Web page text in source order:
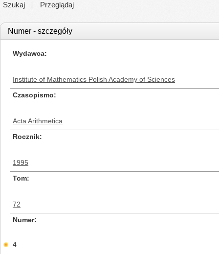
Szukaj Przeglądaj
Numer - szczegóły
Wydawca
Institute of Mathematics Polish Academy of Sciences
Czasopismo
Acta Arithmetica
Rocznik
1995
Tom
72
Numer
4